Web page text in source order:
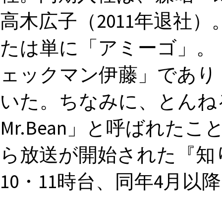
高木広子（2011年退社
たは単に「アミーゴ」
ェックマン伊藤」であ
いた。ちなみに、とん
Mr.Bean」と呼ばれたこ
ら放送が開始された『
10・11時台、同年4月以